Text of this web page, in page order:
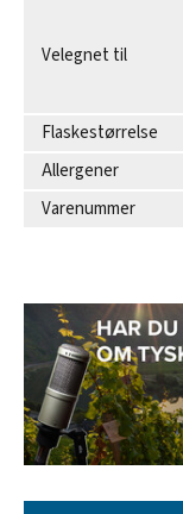
Velegnet til
Flaskestørrelse
Allergener
Varenummer